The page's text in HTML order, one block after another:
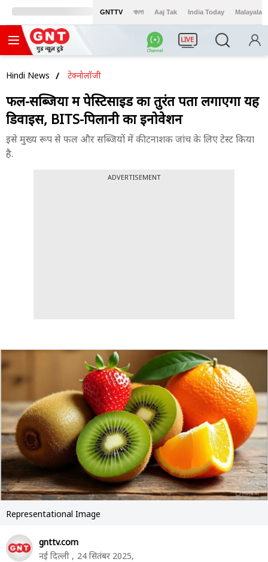
GNTTV বাংলা Aaj Tak India Today Malayalam
LIVE
Hindi News टेक्नोलॉजी
फल-सब्जियों में पेस्टिसाइड का तुरंत पता लगाएगा यह
डिवाइस, BITS-पिलानी का इनोवेशन
इसे मुख्य रूप से फल और सब्जियों में कीटनाशक जांच के लिए टेस्ट किया
है.
ADVERTISEMENT
Representational Image
gnttv.com
नई दिल्ली , 24 सितंबर 2025,